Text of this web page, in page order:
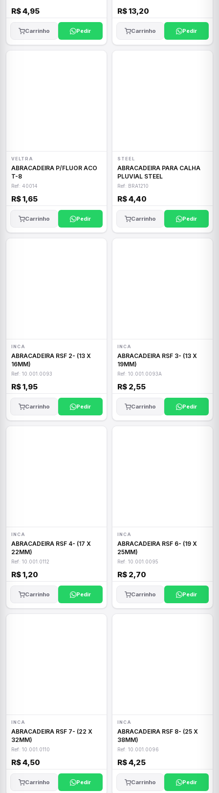
R$ 4,95
Carrinho Pedir
R$ 13,20
Carrinho Pedir
VELTRA
ABRACADEIRA P/FLUOR ACO
T-8
Ref: 40014
R$ 1,65
Carrinho Pedir
STEEL
ABRACADEIRA PARA CALHA
PLUVIAL STEEL
Ref: BRA1210
R$ 4,40
Carrinho Pedir
INCA
ABRACADEIRA RSF 2- (13 X
16MM)
Ref: 10.001.0093
R$ 1,95
Carrinho Pedir
INCA
ABRACADEIRA RSF 3- (13 X
19MM)
Ref: 10.001.0093A
R$ 2,55
Carrinho Pedir
INCA
ABRACADEIRA RSF 4- (17 X
22MM)
Ref: 10.001.0112
R$ 1,20
Carrinho Pedir
INCA
ABRACADEIRA RSF 6- (19 X
25MM)
Ref: 10.001.0095
R$ 2,70
Carrinho Pedir
INCA
ABRACADEIRA RSF 7- (22 X
32MM)
Ref: 10.001.0110
R$ 4,50
Carrinho Pedir
INCA
ABRACADEIRA RSF 8- (25 X
38MM)
Ref: 10.001.0096
R$ 4,25
Carrinho Pedir